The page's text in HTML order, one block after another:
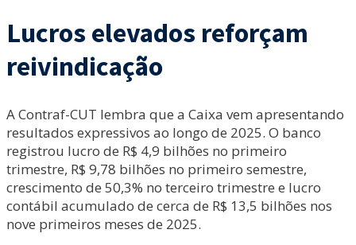
Lucros elevados reforçam
reivindicação
A Contraf-CUT lembra que a Caixa vem apresentando
resultados expressivos ao longo de 2025. O banco
registrou lucro de R$ 4,9 bilhões no primeiro
trimestre, R$ 9,78 bilhões no primeiro semestre,
crescimento de 50,3% no terceiro trimestre e lucro
contábil acumulado de cerca de R$ 13,5 bilhões nos
nove primeiros meses de 2025.